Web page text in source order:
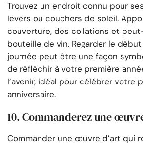
Trouvez un endroit connu pour
levers ou couchers de soleil.
couverture, des collations et
bouteille de vin. Regarder le
journée peut être une façon
de réfléchir à votre première
l’avenir, idéal pour célébrer votre
anniversaire.
10. Commanderez une
Commander une œuvre d’art qui